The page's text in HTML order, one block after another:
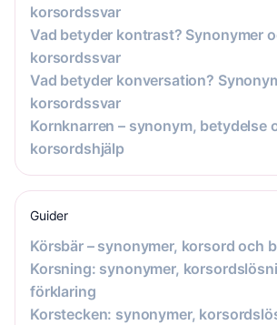
korsordssvar
Vad betyder kontrast? Synonymer
korsordssvar
Vad betyder konversation?
korsordssvar
Kornknarren – synonym, betydelse
korsordshjälp
Guider
Körsbär – synonymer, korsord och
Korsning: synonymer,
förklaring
Korstecken: synonymer,